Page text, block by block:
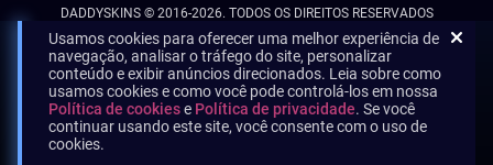
DADDYSKINS© 2016-2026. TODOS OS DIREITOS RESERVADOS
Usamos cookies para oferecer uma melhor experiência de
navegação, analisar o tráfego do site, personalizar
conteúdo e exibir anúncios direcionados. Leia sobre como
usamos cookies e como você pode controlá-los em nossa
Política de cookiese Política de privacidade. Se você
continuar usando este site, você consente com o uso de
cookies.